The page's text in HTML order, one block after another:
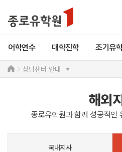
어학연수 대학진학 조기유
상담센터 안내
해외
종로유학원과 함께 성공적인
국내지사